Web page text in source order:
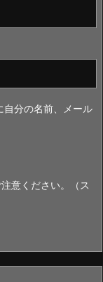
自分の名前、メール
意ください。（ス